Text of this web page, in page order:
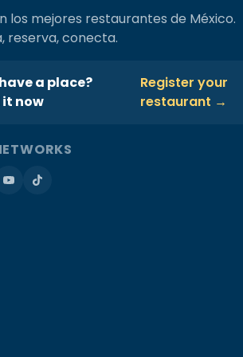
los mejores restaurantes de México.
reserva, conecta.
a place?
now
Register your
restaurant →